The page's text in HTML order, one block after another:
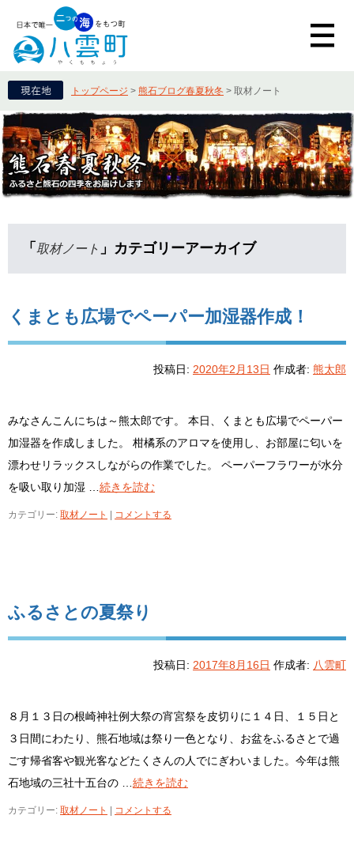
トップページ > 熊石ブログ春夏秋冬 > 取材ノート
「 取材ノート 」カテゴリーアーカイブ
くまとも広場でペーパー加湿器作成！
投稿日: 2020年2月13日 作成者: 熊太郎
みなさんこんにちは～熊太郎です。 本日、くまとも広場でペーパー
加湿器を作成しました。 柑橘系のアロマを使用し、お部屋に匂いを
漂わせリラックスしながらの作業でした。 ペーパーフラワーが水分
を吸い取り加湿 … 続きを読む
カテゴリー: 取材ノート コメントする
ふるさとの夏祭り
投稿日: 2017年8月16日 作成者: 八雲町
８月１３日の根崎神社例大祭の宵宮祭を皮切りに１４日、１５日と
３日間にわたり、熊石地域は祭り一色となり、お盆をふるさとで過
ごす帰省客や観光客などたくさんの人でにぎわいました。今年は熊
石地域の三社十五台の … 続きを読む
カテゴリー: 取材ノート コメントする